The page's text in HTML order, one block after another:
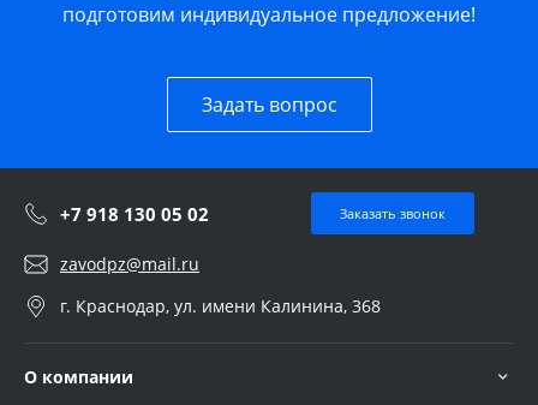
подготовим индивидуальное предложение!
Задать вопрос
+7 918 130 05 02 Заказать звонок
zavodpz@mail.ru
г. Краснодар, ул. имени Калинина, 368
О компании